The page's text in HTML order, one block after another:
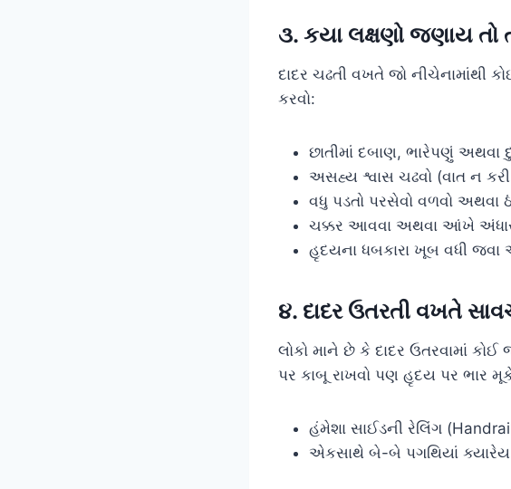
૩. કયા લક્ષણો જણાય
દાદર ચઢતી વખતે જો નીચેનામાંથી
કરવો:
છાતીમાં દબાણ, ભારેપણું અથવા
અસહ્ય શ્વાસ ચઢવો (વાત ન
વધુ પડતો પરસેવો વળવો અથવા
ચક્કર આવવા અથવા આંખે
હૃદયના ધબકારા ખૂબ વધી જવા
૪. દાદર ઉતરતી વખતે
લોકો માને છે કે દાદર ઉતરવામાં
પર કાબૂ રાખવો પણ હૃદય પર ભાર
હંમેશા સાઈડની રેલિંગ
એકસાથે બે-બે પગથિયાં ક્યારેય